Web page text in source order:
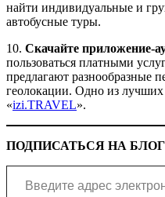
найти индивидуальные и
автобусные туры.
10. Скачайте приложение-
пользоваться платными
предлагают разнообразные
геолокации. Одно из
«izi.TRAVEL».
ПОДПИСАТЬСЯ НА БЛОГ
Введите адрес электронной почты…